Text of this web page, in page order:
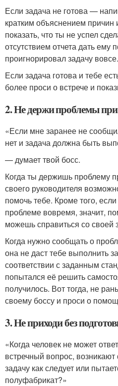
Если задача не готова —
кратким объяснением
показать, что ты не успел
отсутствием отчета дать ему
проигнорировал задачу вовсе.
Если задача готова и тебе
более проси о встрече и
2. Не держи проблемы при
«Если мне заранее не
нет и задача должна быть
— думает твой босс.
Когда ты держишь проблему
своего руководителя
помочь тебе. Кроме того,
проблеме вовремя, значит,
можешь справиться со своей
Когда нужно сообщать о
она не даст тебе выполнить
соответствии с заданным
попытался её решить
получилось. Вот тогда, не
своему боссу и проси о
3. Не приходи без
«Когда человек не может
встречный вопрос,
задачу как следует или
полуфабрикат?»